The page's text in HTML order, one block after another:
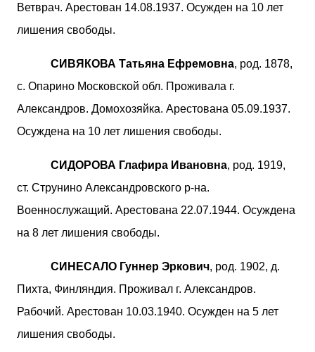
Ветврач. Арестован 14.08.1937. Осужден на 10 лет
лишения свободы.
СИВЯКОВА Татьяна Ефремовна, род. 1878,
с. Опарино Московской обл. Проживала г.
Александров. Домохозяйка. Арестована 05.09.1937.
Осуждена на 10 лет лишения свободы.
СИДОРОВА Глафира Ивановна, род. 1919,
ст. Струнино Александровского р-на.
Военнослужащий. Арестована 22.07.1944. Осуждена
на 8 лет лишения свободы.
СИНЕСАЛО Гуннер Эркович, род. 1902, д.
Пихта, Финляндия. Проживал г. Александров.
Рабочий. Арестован 10.03.1940. Осужден на 5 лет
лишения свободы.